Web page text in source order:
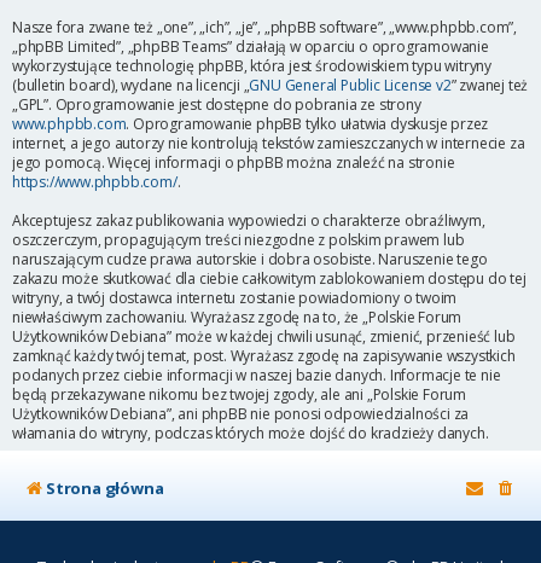
Nasze fora zwane też „one”, „ich”, „je”, „phpBB software”, „www.phpbb.com”,
„phpBB Limited”, „phpBB Teams” działają w oparciu o oprogramowanie
wykorzystujące technologię phpBB, która jest środowiskiem typu witryny
(bulletin board), wydane na licencji „GNU General Public License v2” zwanej też
„GPL”. Oprogramowanie jest dostępne do pobrania ze strony
www.phpbb.com. Oprogramowanie phpBB tylko ułatwia dyskusje przez
internet, a jego autorzy nie kontrolują tekstów zamieszczanych w internecie za
jego pomocą. Więcej informacji o phpBB można znaleźć na stronie
https://www.phpbb.com/.
Akceptujesz zakaz publikowania wypowiedzi o charakterze obraźliwym,
oszczerczym, propagującym treści niezgodne z polskim prawem lub
naruszającym cudze prawa autorskie i dobra osobiste. Naruszenie tego
zakazu może skutkować dla ciebie całkowitym zablokowaniem dostępu do tej
witryny, a twój dostawca internetu zostanie powiadomiony o twoim
niewłaściwym zachowaniu. Wyrażasz zgodę na to, że „Polskie Forum
Użytkowników Debiana” może w każdej chwili usunąć, zmienić, przenieść lub
zamknąć każdy twój temat, post. Wyrażasz zgodę na zapisywanie wszystkich
podanych przez ciebie informacji w naszej bazie danych. Informacje te nie
będą przekazywane nikomu bez twojej zgody, ale ani „Polskie Forum
Użytkowników Debiana”, ani phpBB nie ponosi odpowiedzialności za
włamania do witryny, podczas których może dojść do kradzieży danych.
Strona główna